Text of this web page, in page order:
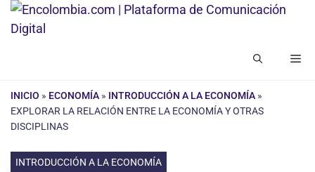
Saltar
INICIO » ECONOMÍA » INTRODUCCIÓN A LA ECONOMÍA »
EXPLORAR LA RELACIÓN ENTRE LA ECONOMÍA Y OTRAS
DISCIPLINAS
INTRODUCCIÓN A LA ECONOMÍA